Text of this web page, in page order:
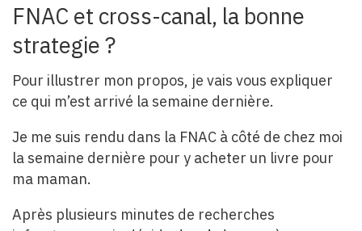
FNAC et cross-canal, la bonne
strategie ?
Pour illustrer mon propos, je vais vous expliquer
ce qui m’est arrivé la semaine dernière.
Je me suis rendu dans la FNAC à côté de chez moi
la semaine dernière pour y acheter un livre pour
ma maman.
Après plusieurs minutes de recherches